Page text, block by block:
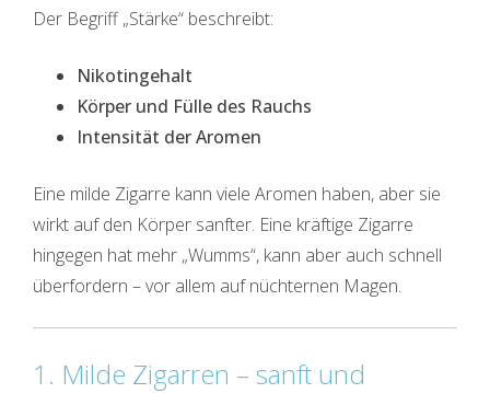
Der Begriff „Stärke“ beschreibt:
Nikotingehalt
Körper und Fülle des Rauchs
Intensität der Aromen
Eine milde Zigarre kann viele Aromen haben, aber sie
wirkt auf den Körper sanfter. Eine kräftige Zigarre
hingegen hat mehr „Wumms“, kann aber auch schnell
überfordern – vor allem auf nüchternen Magen.
1. Milde Zigarren – sanft und